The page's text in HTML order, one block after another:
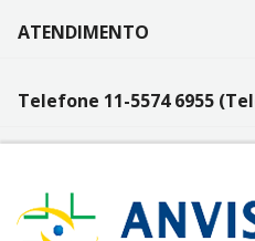
ATENDIMENTO
Telefone 11-5574 6955